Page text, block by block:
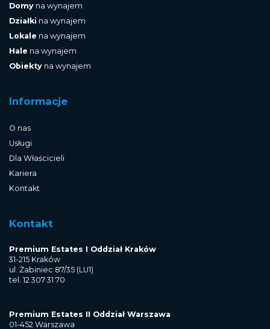
Domy na wynajem
Działki na wynajem
Lokale na wynajem
Hale na wynajem
Obiekty na wynajem
Informacje
O nas
Usługi
Dla Właścicieli
Kariera
Kontakt
Kontakt
Premium Estates I Oddział Kraków
31-215 Kraków
ul. Żabiniec 87/35 (LU1)
tel. 12 307 31 70
Premium Estates II Oddział Warszawa
01-452 Warszawa